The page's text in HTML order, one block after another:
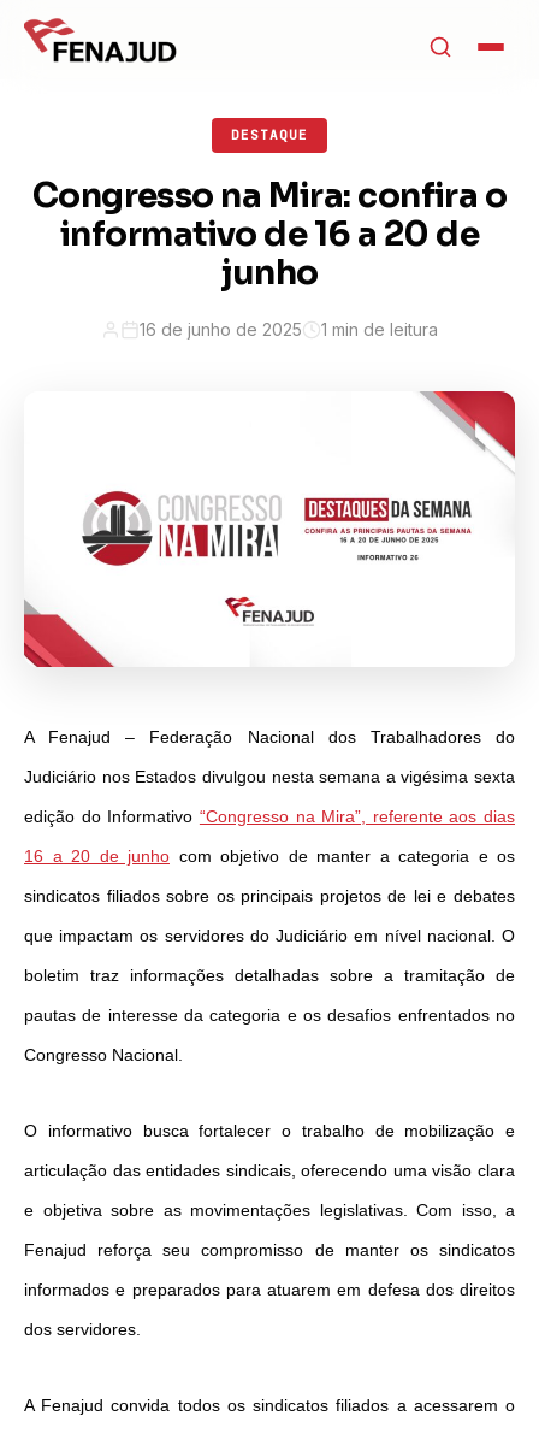
DESTAQUE
Congresso na Mira: confira o
informativo de 16 a 20 de
junho
16 de junho de 2025 1 min de leitura
A Fenajud – Federação Nacional dos Trabalhadores do
Judiciário nos Estados divulgou nesta semana a vigésima sexta
edição do Informativo “Congresso na Mira”, referente aos dias
16 a 20 de junho com objetivo de manter a categoria e os
sindicatos filiados sobre os principais projetos de lei e debates
que impactam os servidores do Judiciário em nível nacional. O
boletim traz informações detalhadas sobre a tramitação de
pautas de interesse da categoria e os desafios enfrentados no
Congresso Nacional.
O informativo busca fortalecer o trabalho de mobilização e
articulação das entidades sindicais, oferecendo uma visão clara
e objetiva sobre as movimentações legislativas. Com isso, a
Fenajud reforça seu compromisso de manter os sindicatos
informados e preparados para atuarem em defesa dos direitos
dos servidores.
A Fenajud convida todos os sindicatos filiados a acessarem o